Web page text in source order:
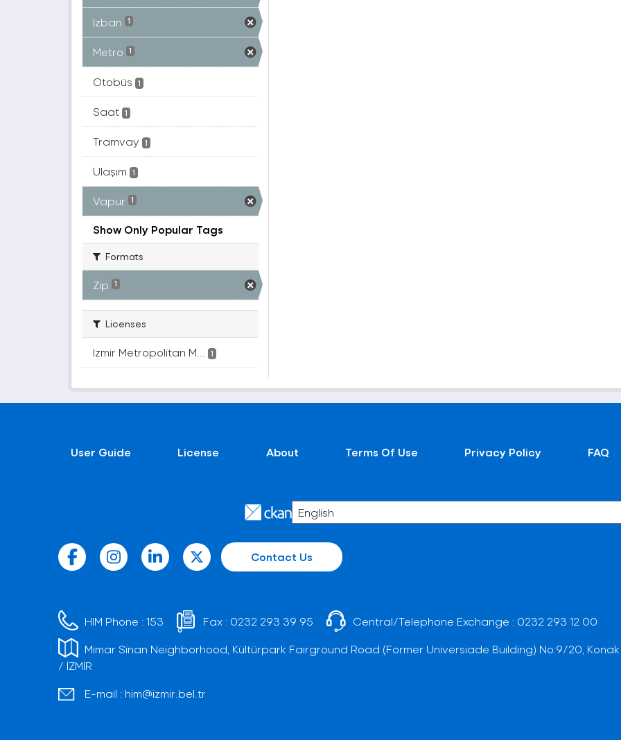
Izban 1
Metro 1
Otobüs 1
Saat 1
Tramvay 1
Ulaşım 1
Vapur 1
Show Only Popular Tags
Formats
Zip 1
Licenses
Izmir Metropolitan M... 1
User Guide License About Terms Of Use Privacy Policy FAQ
Contact Us
HIM Phone :153 Fax : 0232 293 39 95 Central/Telephone Exchange : 0232 293 12 00
Mimar Sinan Neighborhood, Kültürpark Fairground Road (Former Universiade Building) No:9/20, Konak
/ İZMİR
E-mail : him@izmir.bel.tr